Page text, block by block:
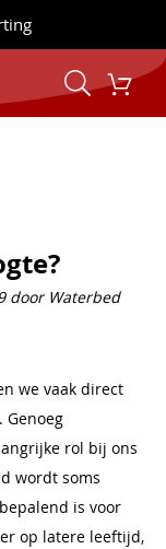
door Waterbed
we vaak direct
Genoeg
rol bij ons
wordt soms
is voor
op latere leeftijd,